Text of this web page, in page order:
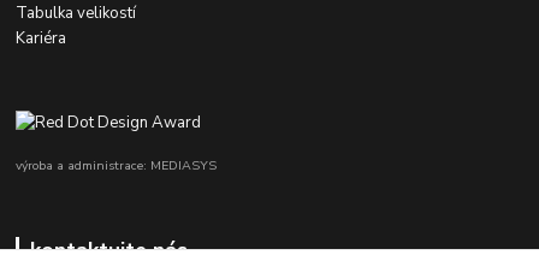
Tabulka velikostí
Kariéra
výroba a administrace: MEDIASYS